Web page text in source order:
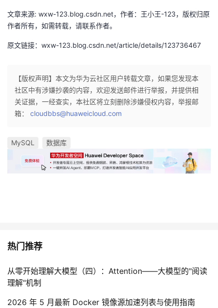
文章来源: wxw-123.blog.csdn.net，作者：王小王-123，版权归原
作者所有，如需转载，请联系作者。
原文链接：wxw-123.blog.csdn.net/article/details/123736467
【版权声明】本文为华为云社区用户转载文章，如果您发现本
社区中有涉嫌抄袭的内容，欢迎发送邮件进行举报，并提供相
关证据，一经查实，本社区将立刻删除涉嫌侵权内容，举报邮
箱： cloudbbs@huaweicloud.com
MySQL 数据库
热门推荐
从零开始理解大模型（四）：Attention——大模型的"阅读
理解"机制
2026 年 5 月最新 Docker 镜像源加速列表与使用指南